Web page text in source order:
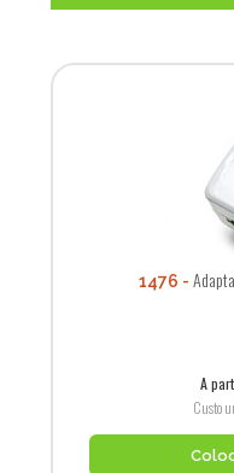
1476
A
Custo